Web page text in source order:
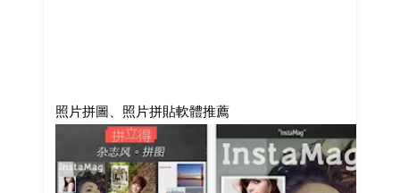
照片拼圖、照片拼貼軟體推薦